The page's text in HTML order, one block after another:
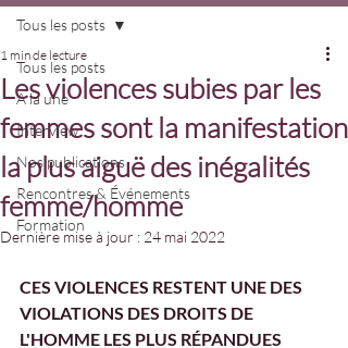
Tous les posts
A la une
Interview
Nos publications
Rencontres & Événements
Formation
Tous les posts
Les violences subies par les
femmes sont la manifestation
la plus aiguë des inégalités
femme/homme
1 min de lecture
Dernière mise à jour : 24 mai 2022
CES VIOLENCES RESTENT UNE DES
VIOLATIONS DES DROITS DE
L'HOMME LES PLUS RÉPANDUES